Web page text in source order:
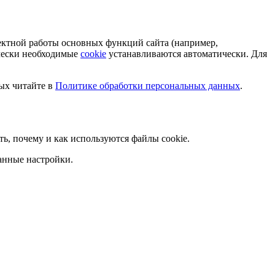
работы основных функций сайта (например,
необходимые cookie устанавливаются автоматически. Для
читайте в Политике обработки персональных данных.
почему и как используются файлы cookie.
настройки.